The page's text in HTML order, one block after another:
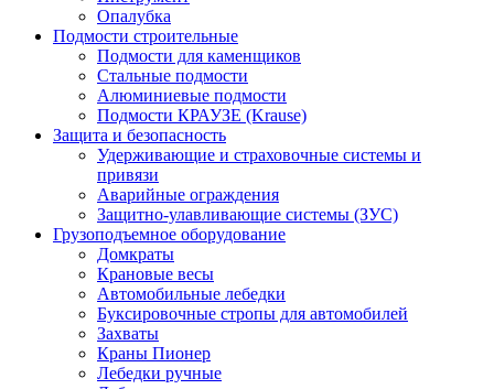
Опалубка
Подмости строительные
Подмости для каменщиков
Стальные подмости
Алюминиевые подмости
Подмости КРАУЗЕ (Krause)
Защита и безопасность
Удерживающие и страховочные системы и
привязи
Аварийные ограждения
Защитно-улавливающие системы (ЗУС)
Грузоподъемное оборудование
Домкраты
Крановые весы
Автомобильные лебедки
Буксировочные стропы для автомобилей
Захваты
Краны Пионер
Лебедки ручные